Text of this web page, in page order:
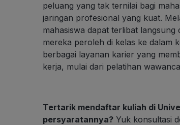
peluang yang tak ternilai bagi
jaringan profesional yang kuat.
mahasiswa dapat terlibat langsung
mereka peroleh di kelas ke dalam
berbagai layanan karier yang
kerja, mulai dari pelatihan
Tertarik mendaftar kuliah di
persyaratannya? Yuk konsultasi